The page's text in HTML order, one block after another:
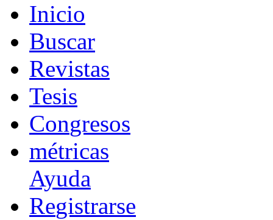
Inicio
Buscar
Revistas
Tesis
Congresos
métricas
Ayuda
Registrarse